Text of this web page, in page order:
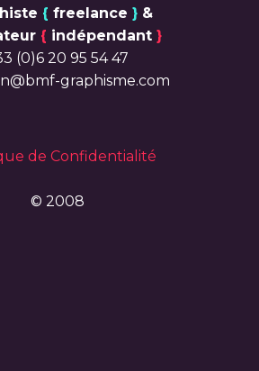
{ freelance }&
{ indépendant }
(0)6 20 95 54 47
graphisme.com
de Confidentialité
© 2008